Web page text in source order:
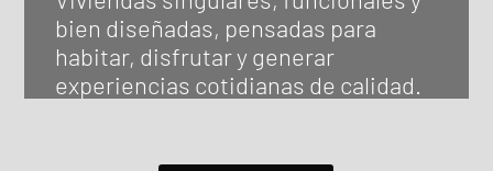
bien diseñadas, pensadas para
habitar, disfrutar y generar
experiencias cotidianas de calidad.